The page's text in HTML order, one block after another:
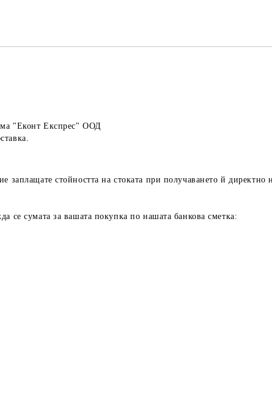
"Еконт Експрес" ООД
заплащате стойността на стоката при получаването й
се сумата за вашата покупка по нашата банкова сметка: